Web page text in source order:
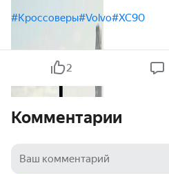
#Кроссоверы#Volvo#XC90
2
Комментарии